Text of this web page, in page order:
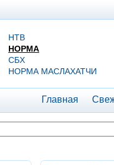
НТВ
НОРМА
СБХ
НОРМА МАСЛАХАТЧИ
Главная